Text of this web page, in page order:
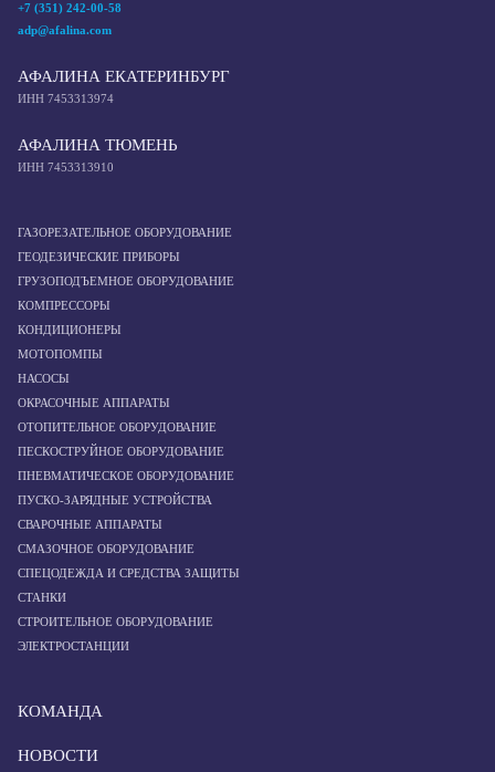
+7 (351) 242-00-58
adp@afalina.com
АФАЛИНА ЕКАТЕРИНБУРГ
ИНН 7453313974
АФАЛИНА ТЮМЕНЬ
ИНН 7453313910
ГАЗОРЕЗАТЕЛЬНОЕ ОБОРУДОВАНИЕ
ГЕОДЕЗИЧЕСКИЕ ПРИБОРЫ
ГРУЗОПОДЪЕМНОЕ ОБОРУДОВАНИЕ
КОМПРЕССОРЫ
КОНДИЦИОНЕРЫ
МОТОПОМПЫ
НАСОСЫ
ОКРАСОЧНЫЕ АППАРАТЫ
ОТОПИТЕЛЬНОЕ ОБОРУДОВАНИЕ
ПЕСКОСТРУЙНОЕ ОБОРУДОВАНИЕ
ПНЕВМАТИЧЕСКОЕ ОБОРУДОВАНИЕ
ПУСКО-ЗАРЯДНЫЕ УСТРОЙСТВА
СВАРОЧНЫЕ АППАРАТЫ
СМАЗОЧНОЕ ОБОРУДОВАНИЕ
СПЕЦОДЕЖДА И СРЕДСТВА ЗАЩИТЫ
СТАНКИ
СТРОИТЕЛЬНОЕ ОБОРУДОВАНИЕ
ЭЛЕКТРОСТАНЦИИ
КОМАНДА
НОВОСТИ